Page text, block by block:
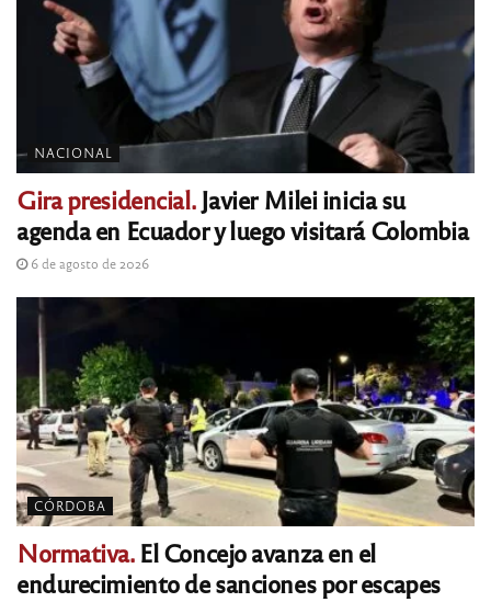
NACIONAL
Gira presidencial.Javier Milei inicia su
agenda en Ecuador y luego visitará Colombia
6 de agosto de 2026
CÓRDOBA
Normativa.El Concejo avanza en el
endurecimiento de sanciones por escapes